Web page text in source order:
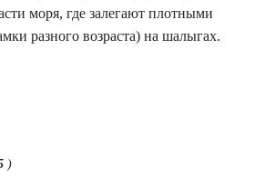
моря, где залегают плотными
разного возраста) на шалыгах.
)